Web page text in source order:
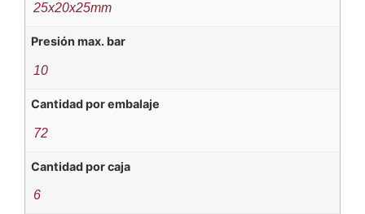
25x20x25mm
Presión max. bar
10
Cantidad por embalaje
72
Cantidad por caja
6